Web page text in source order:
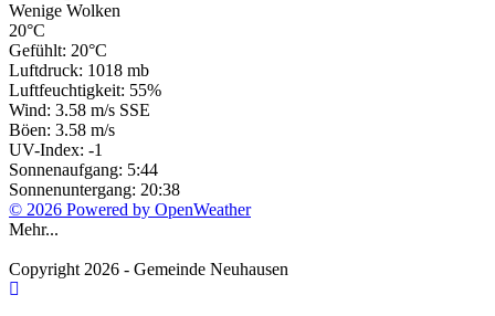
Wenige Wolken
20°C
Gefühlt: 20°C
Luftdruck: 1018 mb
Luftfeuchtigkeit: 55%
Wind: 3.58 m/s SSE
Böen: 3.58 m/s
UV-Index: -1
Sonnenaufgang: 5:44
Sonnenuntergang: 20:38
© 2026 Powered by OpenWeather
Mehr...
Copyright 2026 - Gemeinde Neuhausen